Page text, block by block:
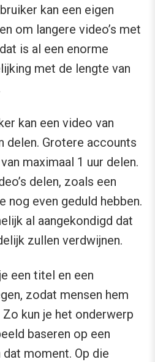
kan een eigen
om langere video’s met
is al een enorme
met de lengte van
kan een video van
delen. Grotere accounts
maximaal 1 uur delen.
delen, zoals een
nog even geduld hebben.
al aangekondigd dat
zullen verdwijnen.
een titel en een
zodat mensen hem
kun je het onderwerp
baseren op een
moment. Op die